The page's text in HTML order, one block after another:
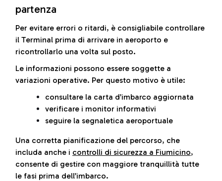
partenza
Per evitare errori o ritardi, è consigliabile controllare
il Terminal prima di arrivare in aeroporto e
ricontrollarlo una volta sul posto.
Le informazioni possono essere soggette a
variazioni operative. Per questo motivo è utile:
consultare la carta d’imbarco aggiornata
verificare i monitor informativi
seguire la segnaletica aeroportuale
Una corretta pianificazione del percorso, che
includa anche i controlli di sicurezza a Fiumicino,
consente di gestire con maggiore tranquillità tutte
le fasi prima dell’imbarco.